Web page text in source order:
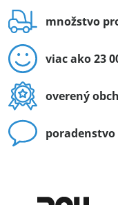
množstvo
viac ako 23
overený